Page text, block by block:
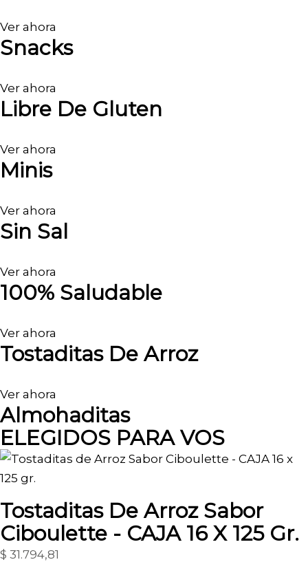
Ver ahora
Snacks
Ver ahora
Libre De Gluten
Ver ahora
Minis
Ver ahora
Sin Sal
Ver ahora
100% Saludable
Ver ahora
Tostaditas De Arroz
Ver ahora
Almohaditas
ELEGIDOS PARA VOS
Tostaditas De Arroz Sabor
Ciboulette - CAJA 16 X 125 Gr.
$ 31.794,81